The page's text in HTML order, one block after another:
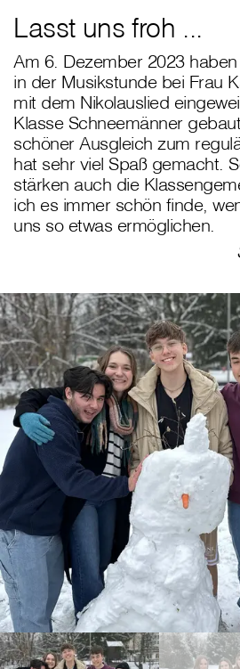
Lasst uns froh ...
Am 6. Dezember 2023
in der Musikstunde bei Frau
mit dem Nikolauslied
Klasse Schneemänner
schöner Ausgleich zum
hat sehr viel Spaß gemacht.
stärken auch die
ich es immer schön finde,
uns so etwas ermöglichen.